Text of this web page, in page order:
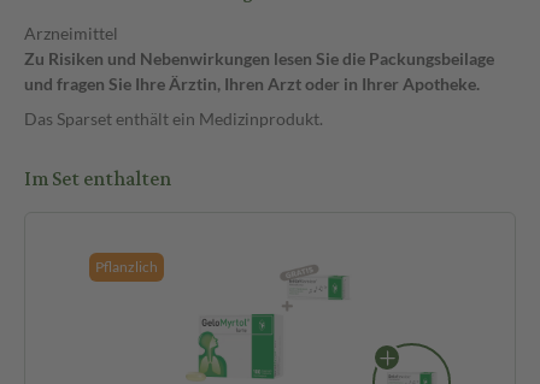
Arzneimittel
Zu Risiken und Nebenwirkungen lesen Sie die Packungsbeilage
und fragen Sie Ihre Ärztin, Ihren Arzt oder in Ihrer Apotheke.
Das Sparset enthält ein Medizinprodukt.
Im Set enthalten
Pflanzlich